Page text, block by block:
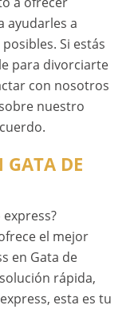
ayudarles a
Si estás
para divorciarte
con nosotros
nuestro
GATA DE
el mejor
en Gata de
rápida,
esta es tu